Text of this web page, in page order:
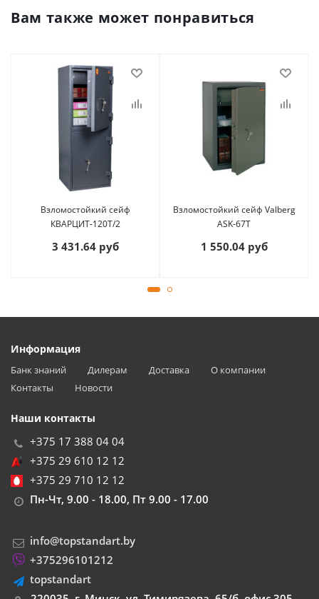
Вам также может понравиться
Взломостойкий сейф
КВАРЦИТ-120Т/2
3 431.64 руб
Взломостойкий сейф Valberg
ASK-67T
1 550.04 руб
Информация
Банк знаний Дилерам Доставка
О компании
Контакты
Новости
Наши контакты
+375 17 388 04 04
+375 29 610 12 12
+375 29 710 12 12
Пн-Чт, 9.00 - 18.00, Пт 9.00 - 17.00
info@topstandart.by
+375296101212
topstandart